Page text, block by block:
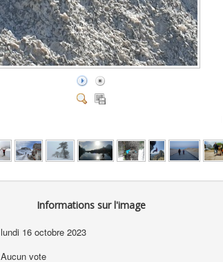
Informations sur l'image
lundi 16 octobre 2023
Aucun vote